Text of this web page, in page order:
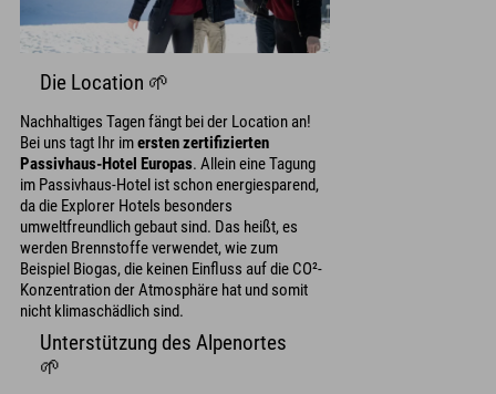
Die Location 🌱
Nachhaltiges Tagen fängt bei der Location an!
Bei uns tagt Ihr imersten zertifizierten
Passivhaus-Hotel Europas. Allein eine Tagung
im Passivhaus-Hotel ist schon energiesparend,
da die Explorer Hotels besonders
umweltfreundlich gebaut sind. Das heißt, es
werden Brennstoffe verwendet, wie zum
Beispiel Biogas, die keinen Einfluss auf die CO²-
Konzentration der Atmosphäre hat und somit
nicht klimaschädlich sind.
Unterstützung des Alpenortes
🌱